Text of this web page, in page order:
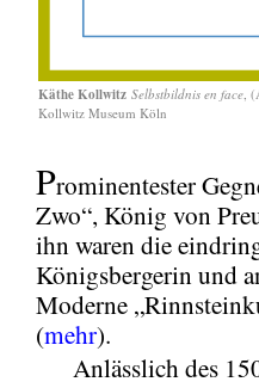
Käthe Kollwitz Selbstbildnis en face ,
Kollwitz Museum Köln
Prominentester
Zwo“, König von
ihn waren die
Königsbergerin und
Moderne
(mehr).
Anlässlich des